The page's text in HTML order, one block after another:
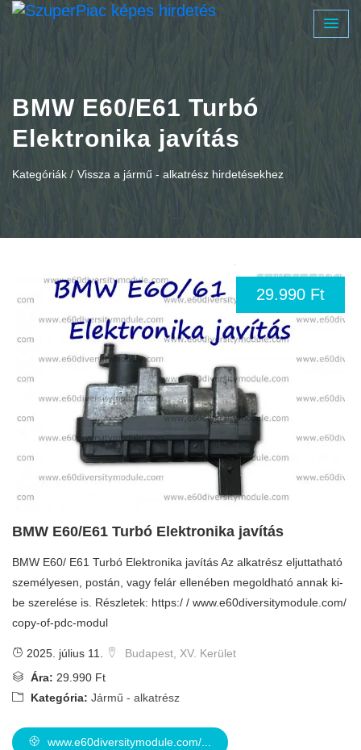
BMW E60/E61 Turbó
Elektronika javítás
Kategóriák / Vissza a jármű - alkatrész hirdetésekhez
29.990 Ft
BMW E60/E61 Turbó Elektronika javítás
BMW E60/ E61 Turbó Elektronika javítás Az alkatrész eljuttatható
személyesen, postán, vagy felár ellenében megoldható annak ki-
be szerelése is. Részletek: https:/ / www.e60diversitymodule.com/
copy-of-pdc-modul
2025. július 11.
Budapest, XV. Kerület
Ára: 29.990 Ft
Kategória: Jármű - alkatrész
www.e60diversitymodule.com/...